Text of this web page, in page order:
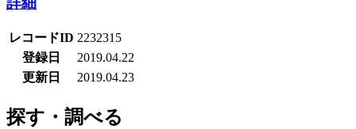
レコードID 2232315
登録日
2019.04.22
更新日
2019.04.23
探す・調べる